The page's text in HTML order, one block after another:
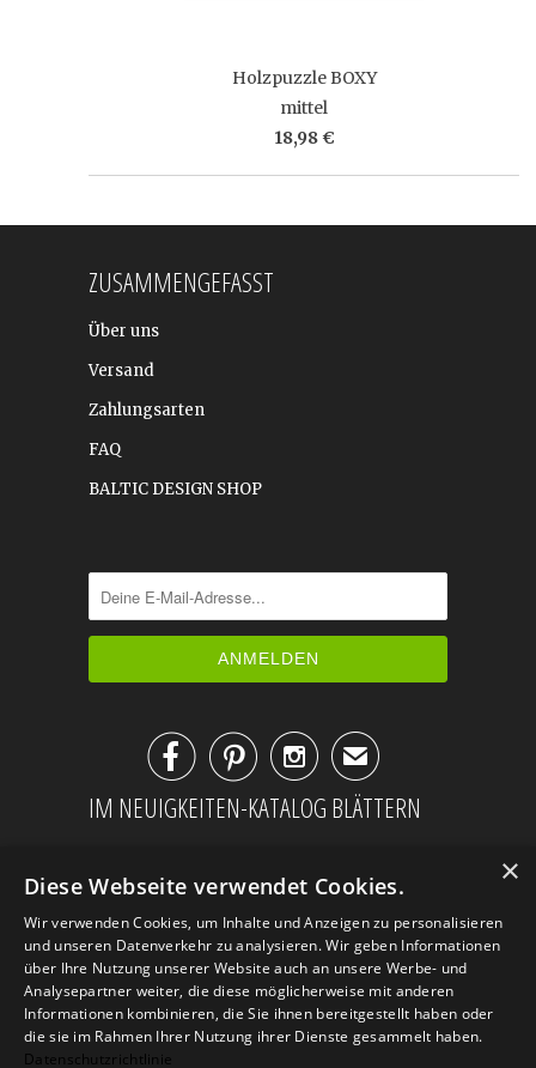
Holzpuzzle BOXY
mittel
18,98 €
ZUSAMMENGEFASST
Über uns
Versand
Zahlungsarten
FAQ
BALTIC DESIGN SHOP
✉
IM NEUIGKEITEN-KATALOG BLÄTTERN
×
Diese Webseite verwendet Cookies.
Wir verwenden Cookies, um Inhalte und Anzeigen zu personalisieren
und unseren Datenverkehr zu analysieren. Wir geben Informationen
über Ihre Nutzung unserer Website auch an unsere Werbe- und
Analysepartner weiter, die diese möglicherweise mit anderen
Informationen kombinieren, die Sie ihnen bereitgestellt haben oder
die sie im Rahmen Ihrer Nutzung ihrer Dienste gesammelt haben.
Datenschutzrichtlinie